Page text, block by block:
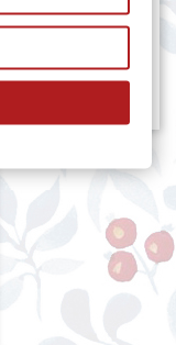
vainicas
45 x 45